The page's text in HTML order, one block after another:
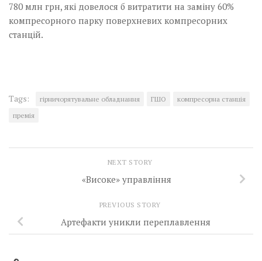
780 млн грн, які довелося б витратити на заміну 60%
компресорного парку поверхневих компресорних
станцій.
Tags: гірничорятувальне обладнання ГШО
компресорна станція
премія
NEXT STORY
«Високе» управління
PREVIOUS STORY
Артефакти уникли переплавлення